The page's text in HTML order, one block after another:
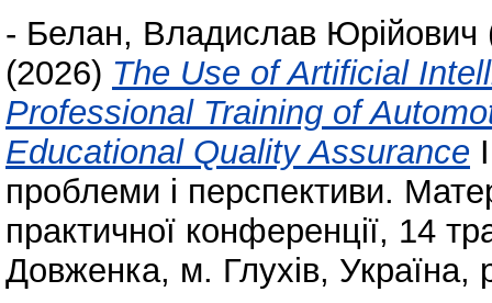
- Белан, Владислав Юрійович
(2026) The Use of Artificial
Professional Training of
Educational Quality Assurance
проблеми і перспективи.
практичної конференції, 14
Довженка, м. Глухів, Україна,